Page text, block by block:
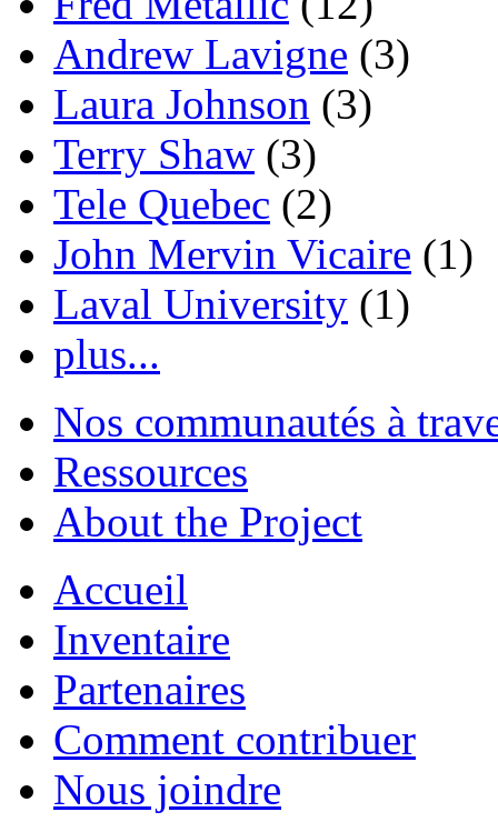
Andrew Lavigne (3)
Laura Johnson (3)
Terry Shaw (3)
Tele Quebec (2)
John Mervin Vicaire (1)
Laval University (1)
plus...
Nos communautés à
Ressources
About the Project
Accueil
Inventaire
Partenaires
Comment contribuer
Nous joindre